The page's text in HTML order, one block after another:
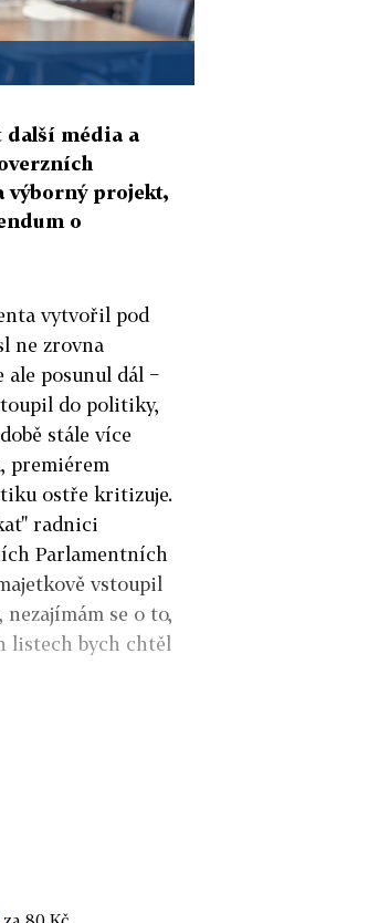
další média a
výborný projekt,
o
vytvořil pod
ne zrovna
posunul dál −
do politiky,
stále více
premiérem
ostře kritizuje.
radnici
Parlamentních
vstoupil
se o to,
listech bych chtěl